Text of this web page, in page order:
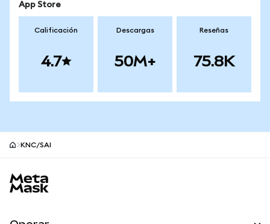
App Store
Calificación
4.7
Descargas
50M+
Reseñas
75.8K
KNC/SAI